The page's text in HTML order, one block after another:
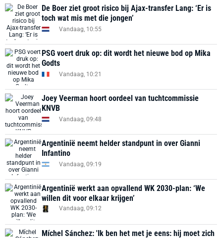
De Boer ziet groot risico bij Ajax-transfer Lang: ‘Er is
toch wat mis met die jongen’
Vandaag, 10:55
PSG voert druk op: dit wordt het nieuwe bod op Mika
Godts
Vandaag, 10:21
Joey Veerman hoort oordeel van tuchtcommissie
KNVB
Vandaag, 09:48
Argentinië neemt helder standpunt in over Gianni
Infantino
Vandaag, 09:19
Argentinië werkt aan opvallend WK 2030-plan: ‘We
willen dit voor elkaar krijgen’
Vandaag, 09:12
Míchel Sánchez: 'Ik ben het met je eens: hij moet zich